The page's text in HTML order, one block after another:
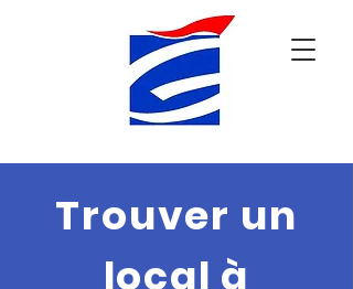
Trouver un
local à